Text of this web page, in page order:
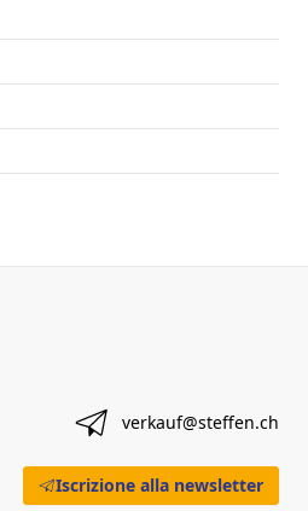
verkauf@steffen.ch
Iscrizione alla newsletter